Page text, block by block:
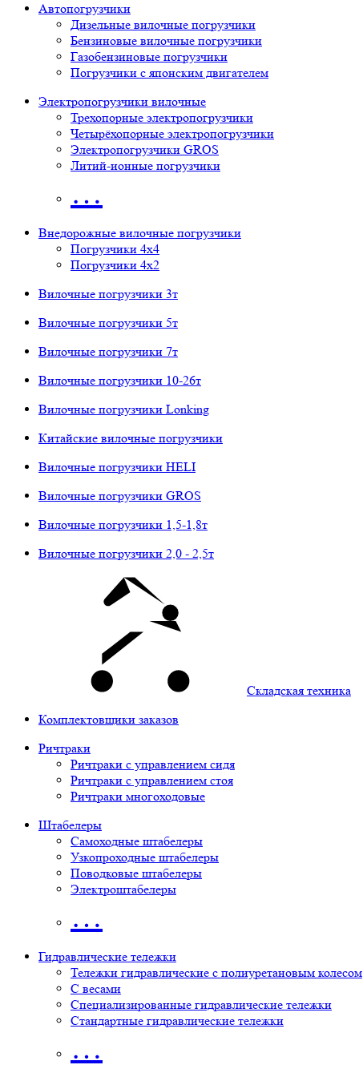
Автопогрузчики
Дизельные вилочные погрузчики
Бензиновые вилочные погрузчики
Газобензиновые погрузчики
Погрузчики с японским двигателем
Электропогрузчики вилочные
Трехопорные электропогрузчики
Четырёхопорные электропогрузчики
Электропогрузчики GROS
Литий-ионные погрузчики
…
Внедорожные вилочные погрузчики
Погрузчики 4х4
Погрузчики 4х2
Вилочные погрузчики 3т
Вилочные погрузчики 5т
Вилочные погрузчики 7т
Вилочные погрузчики 10-26т
Вилочные погрузчики Lonking
Китайские вилочные погрузчики
Вилочные погрузчики HELI
Вилочные погрузчики GROS
Вилочные погрузчики 1,5-1,8т
Вилочные погрузчики 2,0 - 2,5т
Складская техника
Комплектовщики заказов
Ричтраки
Ричтраки с управлением сидя
Ричтраки с управлением стоя
Ричтраки многоходовые
Штабелеры
Самоходные штабелеры
Узкопроходные штабелеры
Поводковые штабелеры
Электроштабелеры
…
Гидравлические тележки
Тележки гидравлические с полиуретановым колесом
С весами
Специализированные гидравлические тележки
Стандартные гидравлические тележки
…